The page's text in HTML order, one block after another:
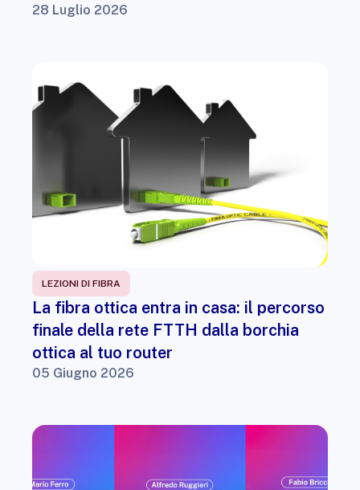
28 Luglio 2026
LEZIONI DI FIBRA
La fibra ottica entra in casa: il percorso
finale della rete FTTH dalla borchia
ottica al tuo router
05 Giugno 2026